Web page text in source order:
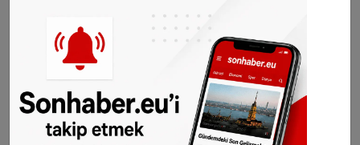
aberlerimizi gram hesabımızdan
edebilirsiniz.
WhatsAppta ücretsiz bültenimize abone olun,
Hollanda ve diğer Avrupa ülkeleri gündeminden
seçtiğimiz haberler her gün telefonunuza